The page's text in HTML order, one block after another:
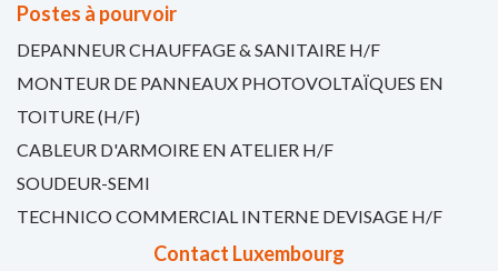
Postes à pourvoir
DEPANNEUR CHAUFFAGE & SANITAIRE H/F
MONTEUR DE PANNEAUX PHOTOVOLTAÏQUES EN
TOITURE (H/F)
CABLEUR D'ARMOIRE EN ATELIER H/F
SOUDEUR-SEMI
TECHNICO COMMERCIAL INTERNE DEVISAGE H/F
Contact Luxembourg